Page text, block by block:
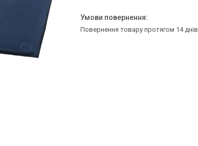
повернення товару протягом 14 днів